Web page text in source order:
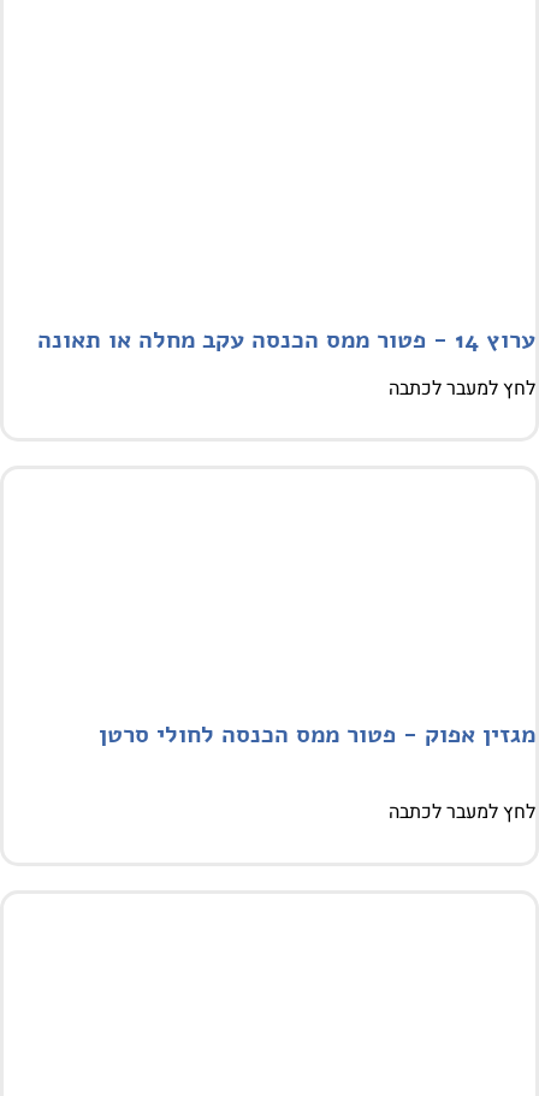
עקב מחלה או תאונה
למעבר לכתבה
אפוק - פטור ממס הכנסה לחולי סרטן
למעבר לכתבה